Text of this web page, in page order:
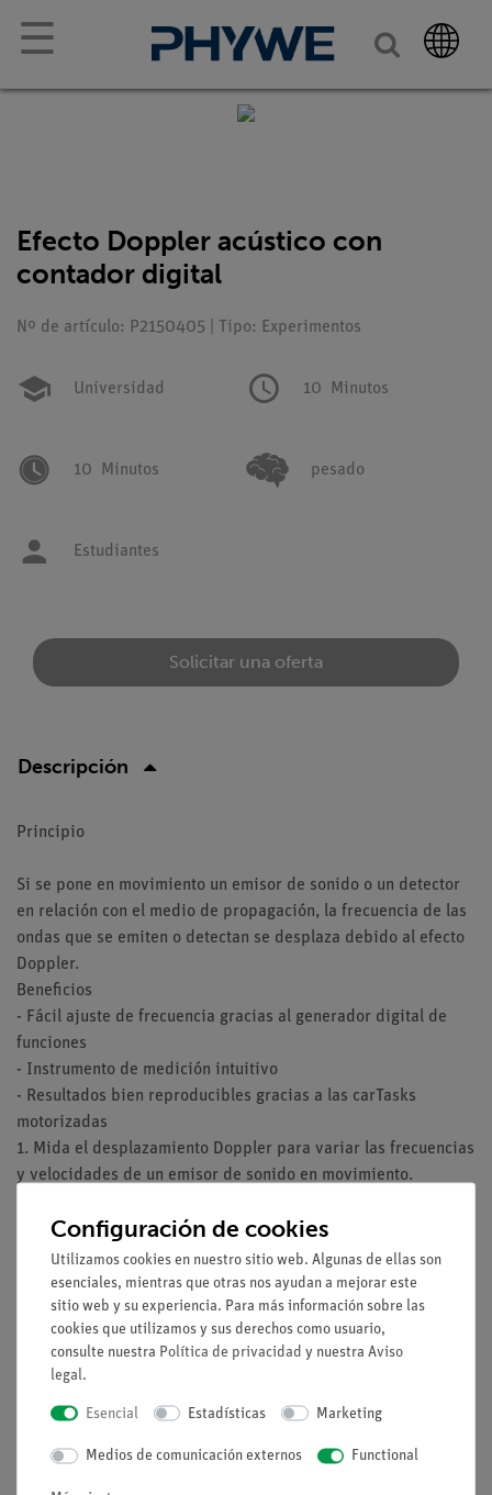
☰
Efecto Doppler acústico con
contador digital
Nº de artículo: P2150405 | Tipo: Experimentos
Universidad 10 Minutos
10 Minutos pesado
Estudiantes
Solicitar una oferta
Descripción
Principio
Si se pone en movimiento un emisor de sonido o un detector
en relación con el medio de propagación, la frecuencia de las
ondas que se emiten o detectan se desplaza debido al efecto
Doppler.
Beneficios
- Fácil ajuste de frecuencia gracias al generador digital de
funciones
- Instrumento de medición intuitivo
- Resultados bien reproducibles gracias a las carTasks
motorizadas
1. Mida el desplazamiento Doppler para variar las frecuencias
y velocidades de un emisor de sonido en movimiento.
teoría y validar la ecuación (4).
2. Mida el desplazamiento Doppler para variar las frecuencias
y velocidades de un detector de movimiento. Comparar las
mediciones con los valores predichos por la teoría y validar la
ecuación (6).
- Propagación de ondas
- Desplazamiento Doppler de frecuencia
Volumen de suministro
Configuración de cookies
Utilizamos cookies en nuestro sitio web. Algunas de ellas son
esenciales, mientras que otras nos ayudan a mejorar este
sitio web y su experiencia. Para más información sobre las
cookies que utilizamos y sus derechos como usuario,
consulte nuestra Política de privacidad y nuestra Aviso
legal.
Esencial Estadísticas Marketing
Medios de comunicación externos Functional